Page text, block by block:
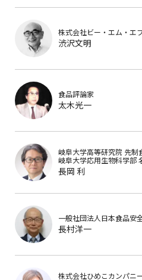
株式会社ビー・エム・エ
渋沢文明
食品評論家
太木光一
岐阜大学高等研究院 先制
岐阜大学応用生物科学部
長岡 利
一般社団法人日本食品安
長村洋一
株式会社ひめこカンパニ